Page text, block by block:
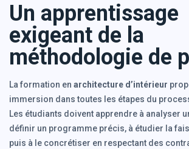
Un apprentissage
exigeant de la
méthodologie de
La formation en architecture d’intérieur
immersion dans toutes les étapes du
Les étudiants doivent apprendre à analyser
définir un programme précis, à étudier la
puis à le concrétiser en respectant des